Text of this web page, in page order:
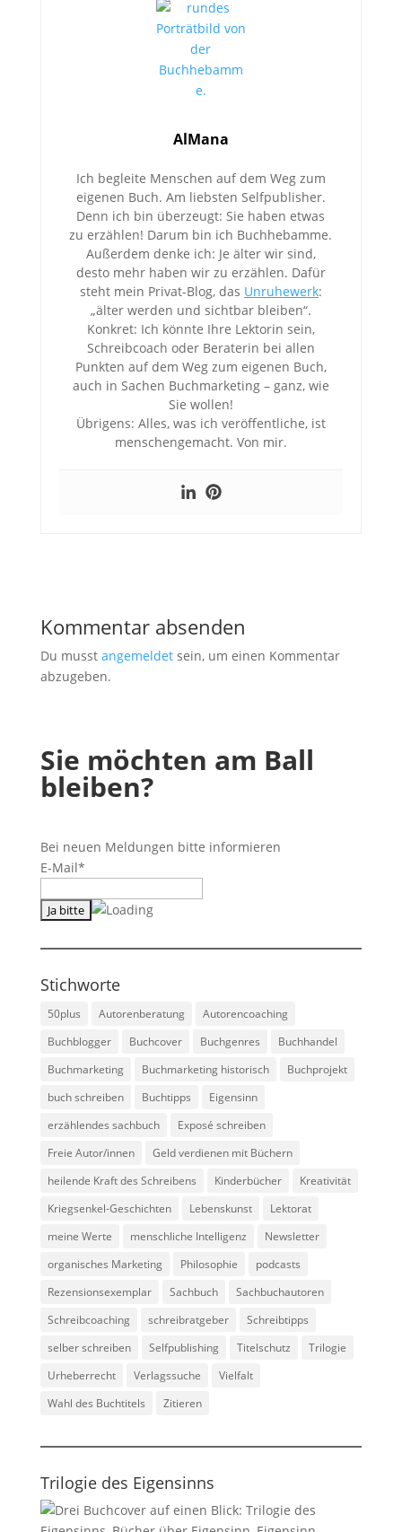
AlMana
Ich begleite Menschen auf dem Weg zum
eigenen Buch. Am liebsten Selfpublisher.
Denn ich bin überzeugt: Sie haben etwas
zu erzählen! Darum bin ich Buchhebamme.
Außerdem denke ich: Je älter wir sind,
desto mehr haben wir zu erzählen. Dafür
steht mein Privat-Blog, das Unruhewerk:
„älter werden und sichtbar bleiben“.
Konkret: Ich könnte Ihre Lektorin sein,
Schreibcoach oder Beraterin bei allen
Punkten auf dem Weg zum eigenen Buch,
auch in Sachen Buchmarketing – ganz, wie
Sie wollen!
Übrigens: Alles, was ich veröffentliche, ist
menschengemacht. Von mir.
Kommentar absenden
Du musst angemeldetsein, um einen Kommentar
abzugeben.
Sie möchten am Ball
bleiben?
Bei neuen Meldungen bitte informieren
E-Mail*
Stichworte
50plus Autorenberatung
Autorencoaching
Buchblogger
Buchcover Buchgenres
Buchhandel
Buchmarketing
Buchmarketing historisch
Buchprojekt
buch schreiben
Buchtipps
Eigensinn
erzählendes sachbuch
Exposé schreiben
Freie Autor/innen
Geld verdienen mit Büchern
heilende Kraft des Schreibens
Kinderbücher
Kreativität
Kriegsenkel-Geschichten
Lebenskunst
Lektorat
meine Werte
menschliche Intelligenz
Newsletter
organisches Marketing
Philosophie
podcasts
Rezensionsexemplar
Sachbuch
Sachbuchautoren
Schreibcoaching
schreibratgeber
Schreibtipps
selber schreiben
Selfpublishing Titelschutz
Trilogie
Urheberrecht
Verlagssuche
Vielfalt
Wahl des Buchtitels
Zitieren
Trilogie des Eigensinns